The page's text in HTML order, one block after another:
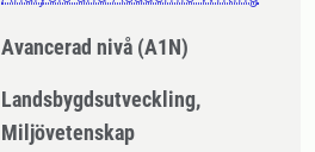
Avancerad nivå (A1N)
Landsbygdsutveckling,
Miljövetenskap